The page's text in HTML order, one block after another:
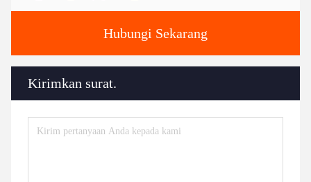
Hubungi Sekarang
Kirimkan surat.